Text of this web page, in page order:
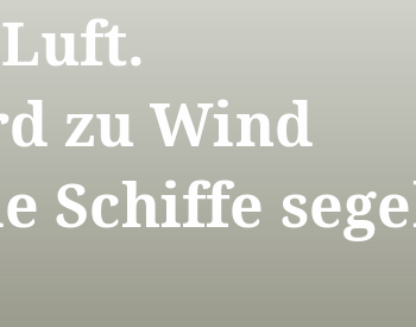
zu Wind
Schiffe